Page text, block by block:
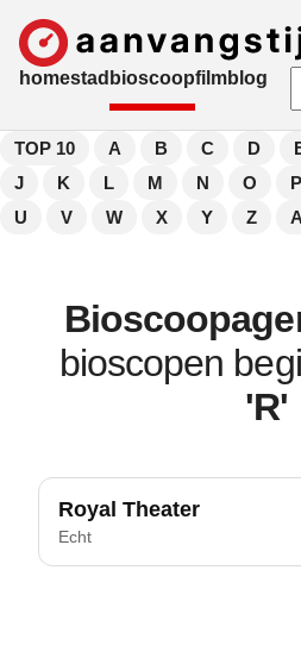
homestad bioscoopfilmblog
TOP 10 A B C D
J
K L M N O P
U
V W X Y Z
bioscopen
'R'
Royal Theater
Echt